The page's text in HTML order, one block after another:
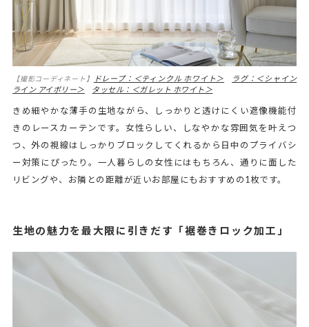
【撮影コーディネート】 ドレープ：＜ティンクル ホワイト＞
ラグ：＜シャイン
ライン アイボリー＞
タッセル：＜ガレット ホワイト＞
きめ細やかな薄手の生地ながら、しっかりと透けにくい遮像機能付
きのレースカーテンです。女性らしい、しなやかな雰囲気を叶えつ
つ、外の視線はしっかりブロックしてくれるから日中のプライバシ
ー対策にぴったり。一人暮らしの女性にはもちろん、通りに面した
リビングや、お隣との距離が近いお部屋にもおすすめの1枚です。
生地の魅力を最大限に引きだす「裾巻きロック加工」